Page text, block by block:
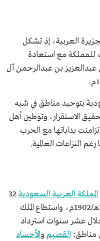
العربية، إذ تشكل
للمملكة مع استعادة
عبدالعزيز بن عبدالرحمن آل
بتوحيد مناطق في شبه
الاستقرار، وتوطين أهل
بداياتها مع الحرب
النزاعات العالمية.
العربية السعودية32
عامًا، إذ بدأ مشروع التوحيد عام 1319هـ/1902م، واستطاع الملك
عشر سنوات استرداد
مناطق: القصيم والأحساء